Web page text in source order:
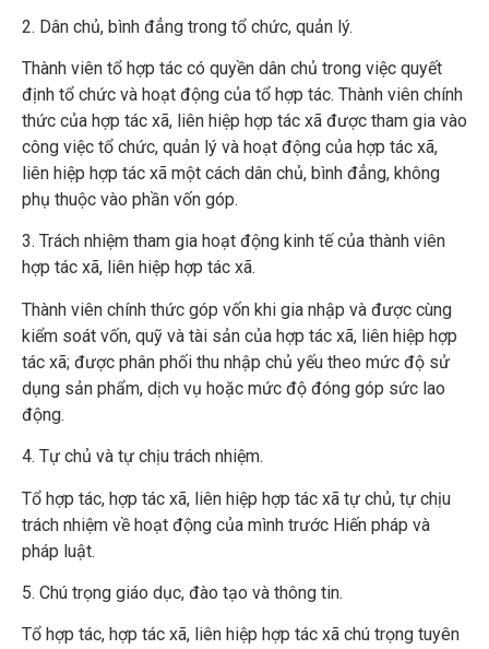
2. Dân chủ, bình đẳng trong tổ chức, quản lý.
Thành viên tổ hợp tác có quyền dân chủ trong việc quyết
định tổ chức và hoạt động của tổ hợp tác. Thành viên chính
thức của hợp tác xã, liên hiệp hợp tác xã được tham gia vào
công việc tổ chức, quản lý và hoạt động của hợp tác xã,
liên hiệp hợp tác xã một cách dân chủ, bình đẳng, không
phụ thuộc vào phần vốn góp.
3. Trách nhiệm tham gia hoạt động kinh tế của thành viên
hợp tác xã, liên hiệp hợp tác xã.
Thành viên chính thức góp vốn khi gia nhập và được cùng
kiểm soát vốn, quỹ và tài sản của hợp tác xã, liên hiệp hợp
tác xã; được phân phối thu nhập chủ yếu theo mức độ sử
dụng sản phẩm, dịch vụ hoặc mức độ đóng góp sức lao
động.
4. Tự chủ và tự chịu trách nhiệm.
Tổ hợp tác, hợp tác xã, liên hiệp hợp tác xã tự chủ, tự chịu
trách nhiệm về hoạt động của mình trước Hiến pháp và
pháp luật.
5. Chú trọng giáo dục, đào tạo và thông tin.
Tổ hợp tác, hợp tác xã, liên hiệp hợp tác xã chú trọng tuyên